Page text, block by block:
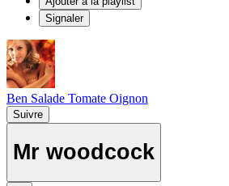
Signaler
Ben Salade Tomate Oignon
Suivre
Mr woodcock